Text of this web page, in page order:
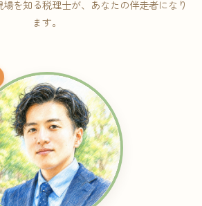
を知る税理士が、あなたの伴走者になり
ます。